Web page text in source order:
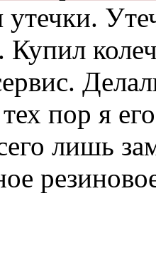
Купил
пор я
лишь